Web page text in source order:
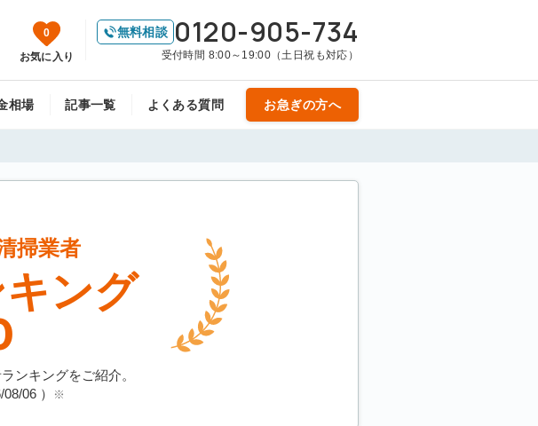
0
お気に入り
無料相談 0120-905-734
受付時間 8:00～19:00（土日祝も対応）
相場 記事一覧 よくある質問 お急ぎの方へ
掃業者
ング
ンキングをご紹介。
08/06） ※